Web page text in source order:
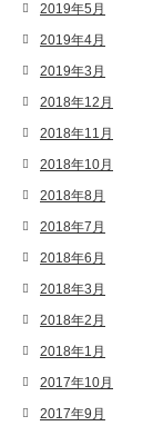
2019年5月
2019年4月
2019年3月
2018年12月
2018年11月
2018年10月
2018年8月
2018年7月
2018年6月
2018年3月
2018年2月
2018年1月
2017年10月
2017年9月